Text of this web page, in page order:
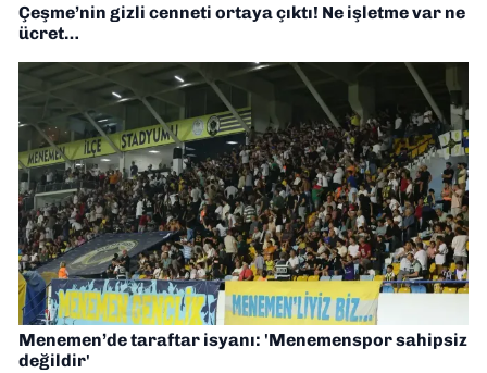
Çeşme’nin gizli cenneti ortaya çıktı! Ne işletme var ne
ücret…
Menemen’de taraftar isyanı: 'Menemenspor sahipsiz
değildir'